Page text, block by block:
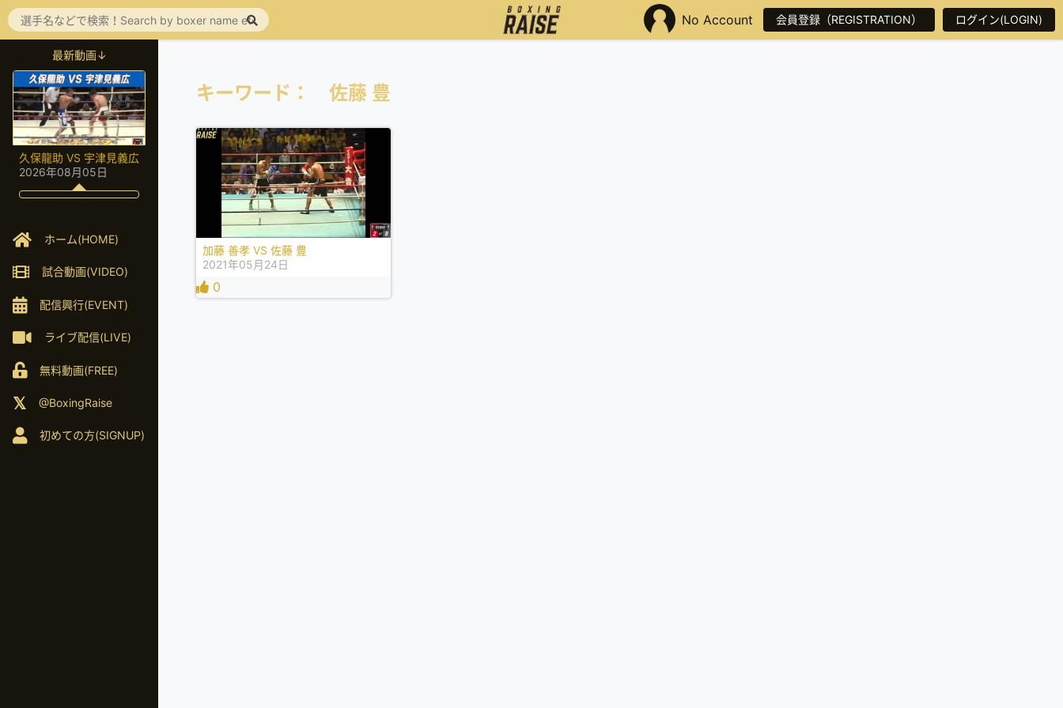
No Account 会員登録（REGISTRATION） ログイン(LOGIN)
最新動画↓
久保龍助 VS 宇津見義広
2026年08月05日
ホーム(HOME)
試合動画(VIDEO)
配信興行(EVENT)
ライブ配信(LIVE)
無料動画(FREE)
@BoxingRaise
初めての方(SIGNUP)
キーワード： 佐藤 豊
加藤 善孝 VS 佐藤 豊
2021年05月24日
0